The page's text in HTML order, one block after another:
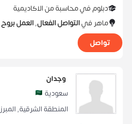
دبلومفيمحاسبةمنالاكاديمية
ماهر فيالتواصل الفعال,العمل بروح
تواصل
وجدان
سعودية
المنطقة الشرقية, المبرز